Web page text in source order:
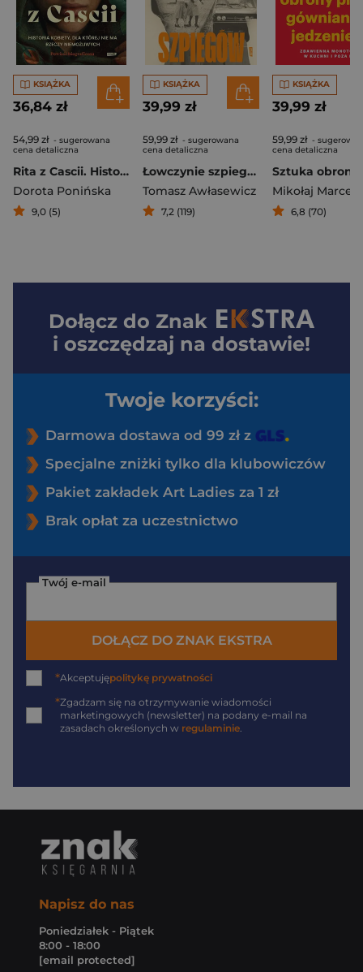
KSIĄŻKA
36,84 zł
54,99 zł - sugerowana
cena detaliczna
Rita z Cascii. Historia kobiety, dla której nie ma rzeczy niemożliwych
Dorota Ponińska
9,0 (5)
KSIĄŻKA
39,99 zł
59,99 zł - sugerowana
cena detaliczna
Łowczynie szpiegów
Tomasz Awłasewicz
7,2 (119)
KSIĄŻKA
39,99 zł
59,99 zł -
cena detaliczna
Mikołaj Marcela
6,8 (70)
Dołącz do Znak
i oszczędzaj na dostawie!
Twoje korzyści:
Darmowa dostawa od 99 zł z
Specjalne zniżki tylko dla klubowiczów
Pakiet zakładek Art Ladies za 1 zł
Brak opłat za uczestnictwo
Twój e-mail
DOŁĄCZ DO ZNAK EKSTRA
*Akceptujępolitykę prywatności
*Zgadzam się na otrzymywanie wiadomości
marketingowych (newsletter) na podany e-mail na
zasadach określonych w regulaminie
Napisz do nas
Poniedziałek - Piątek
8:00 - 18:00
[email protected]